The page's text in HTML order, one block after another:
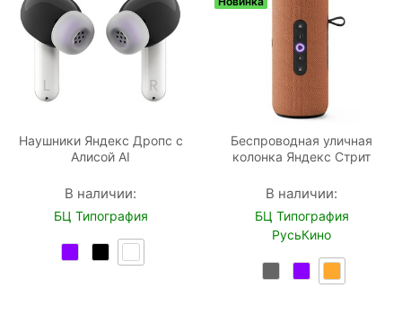
Наушники Яндекс Дропс с
Алисой AI
В наличии:
БЦ Типография
Беспроводная уличная
колонка Яндекс Стрит
В наличии:
БЦ Типография
РусьКино